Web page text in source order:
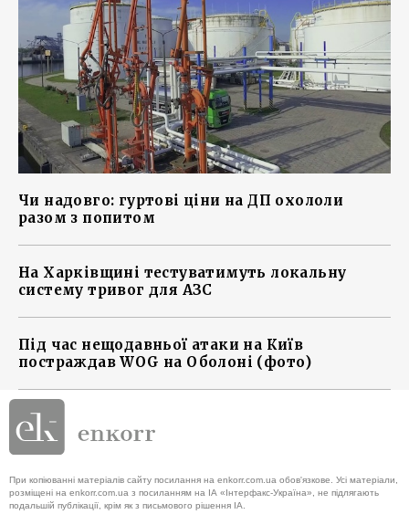
Чи надовго: гуртові ціни на ДП охололи
разом з попитом
На Харківщині тестуватимуть локальну
систему тривог для АЗС
Під час нещодавньої атаки на Київ
постраждав WOG на Оболоні (фото)
При копіюванні матеріалів сайту посилання на enkorr.com.ua обов'язкове. Усі матеріали,
розміщені на enkorr.com.ua з посиланням на ІА «Інтерфакс-Україна», не підлягають
подальшій публікації, крім як з письмового рішення ІА.